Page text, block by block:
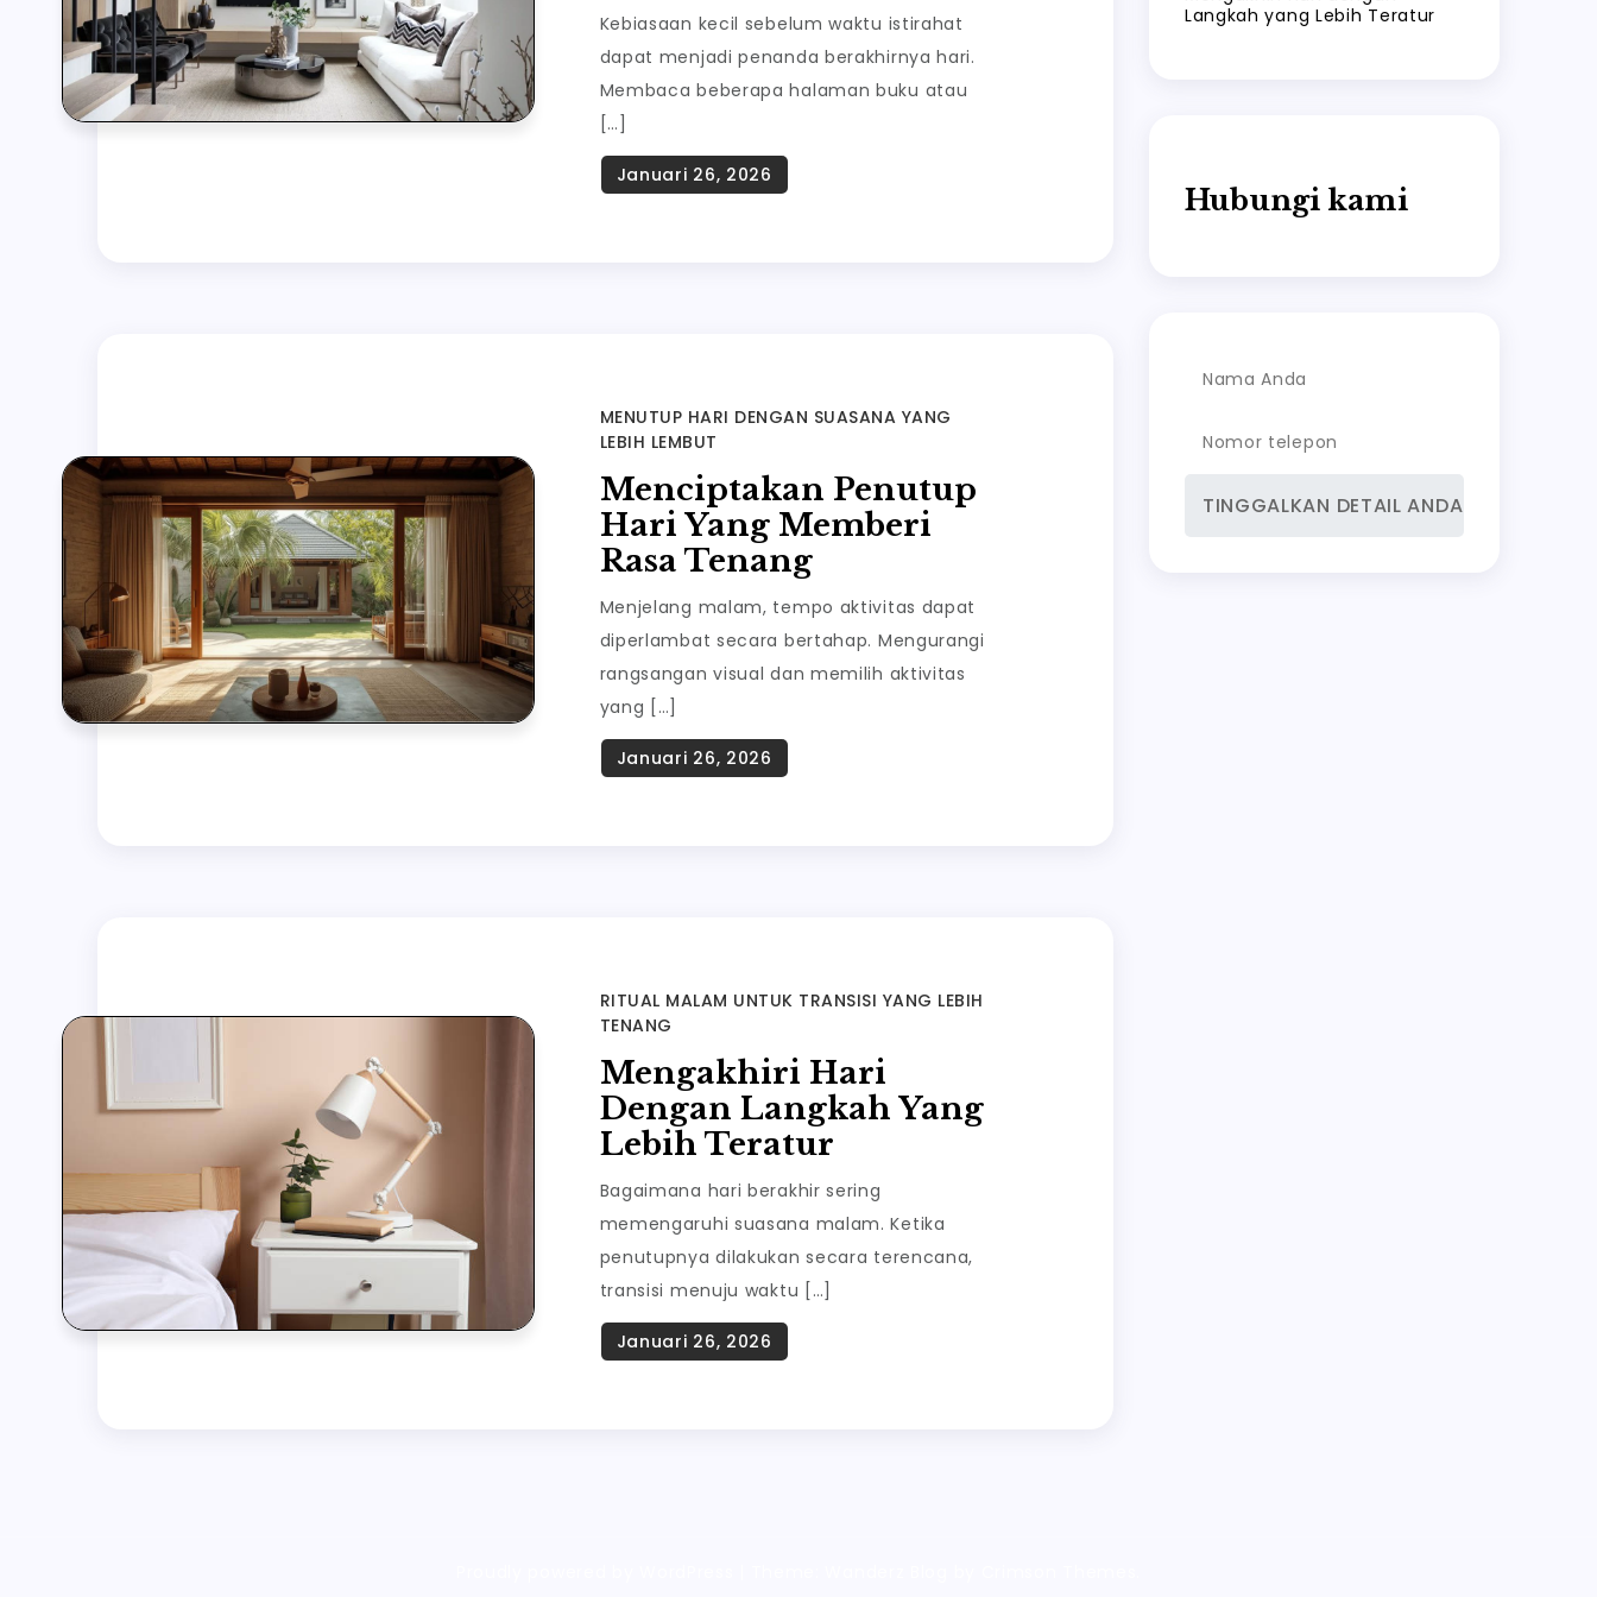
Kebiasaan kecil sebelum waktu istirahat
dapat menjadi penanda berakhirnya hari.
Membaca beberapa halaman buku atau
[…]
MENUTUP HARI DENGAN SUASANA YANG
LEBIH LEMBUT
Menciptakan Penutup
Hari Yang Memberi
Rasa Tenang
Menjelang malam, tempo aktivitas dapat
diperlambat secara bertahap. Mengurangi
rangsangan visual dan memilih aktivitas
yang […]
RITUAL MALAM UNTUK TRANSISI YANG LEBIH
TENANG
Mengakhiri Hari
Dengan Langkah Yang
Lebih Teratur
Bagaimana hari berakhir sering
memengaruhi suasana malam. Ketika
penutupnya dilakukan secara terencana,
transisi menuju waktu […]
Langkah yang Lebih Teratur
Hubungi kami